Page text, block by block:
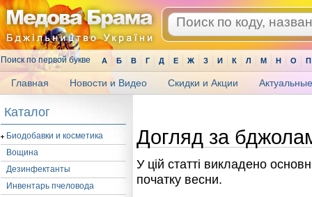
Поиск по первой букве А Б В Г Д Е Ж З И К Л М Н О П
Главная Новости и Видео Скидки и Акции
Каталог
Биодобавки и косметика
Вощина
Дезинфектанты
Инвентарь пчеловода
Догляд за
У цій статті викладено
початку весни.